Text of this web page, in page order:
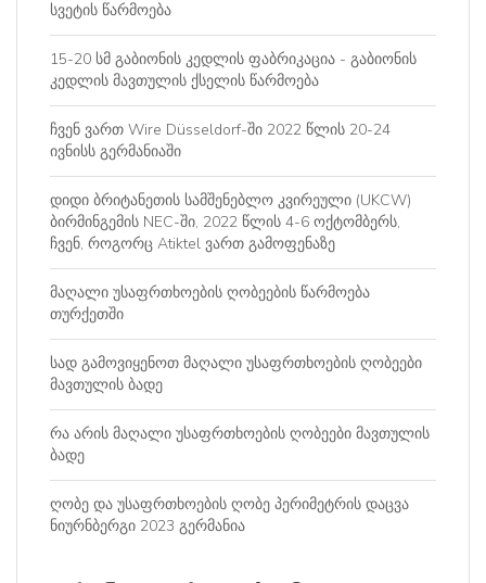
სვეტის წარმოება
15-20 სმ გაბიონის კედლის ფაბრიკაცია - გაბიონის
კედლის მავთულის ქსელის წარმოება
ჩვენ ვართ Wire Düsseldorf-ში 2022 წლის 20-24
ივნისს გერმანიაში
დიდი ბრიტანეთის სამშენებლო კვირეული (UKCW)
ბირმინგემის NEC-ში, 2022 წლის 4-6 ოქტომბერს,
ჩვენ, როგორც Atiktel ვართ გამოფენაზე
მაღალი უსაფრთხოების ღობეების წარმოება
თურქეთში
სად გამოვიყენოთ მაღალი უსაფრთხოების ღობეები
მავთულის ბადე
რა არის მაღალი უსაფრთხოების ღობეები მავთულის
ბადე
ღობე და უსაფრთხოების ღობე პერიმეტრის დაცვა
ნიურნბერგი 2023 გერმანია